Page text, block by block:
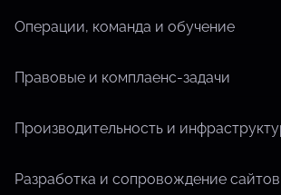
Операции, команда и обучение
Правовые и комплаенс-задачи
Производительность и
Разработка и сопровождение сайтов